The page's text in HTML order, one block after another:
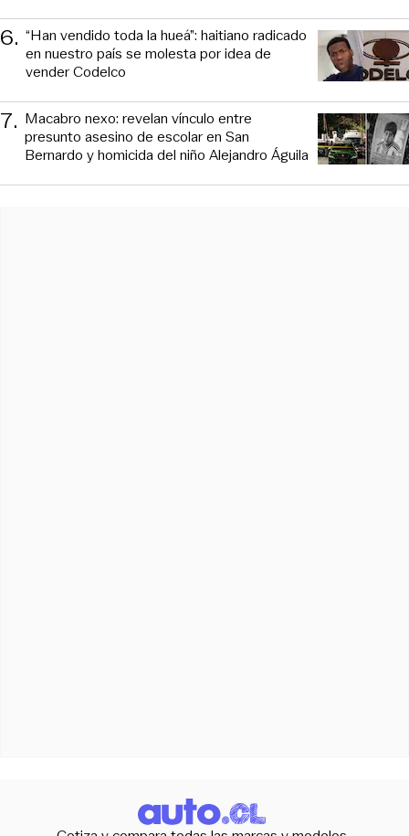
6. “Han vendido toda la hueá”: haitiano radicado
en nuestro país se molesta por idea de
vender Codelco
7. Macabro nexo: revelan vínculo entre
presunto asesino de escolar en San
Bernardo y homicida del niño Alejandro Águila